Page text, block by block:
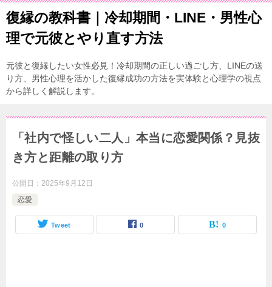
復縁の教科書｜冷却期間・LINE・男性心
理で元彼とやり直す方法
元彼と復縁したい女性必見！冷却期間の正しい過ごし方、LINEの送
り方、男性心理を活かした復縁成功の方法を実体験と心理学の視点
から詳しく解説します。
「社内で怪しい二人」本当に恋愛関係？見抜
き方と距離の取り方
公開日： 2025年9月12日
恋愛
Tweet 0 0